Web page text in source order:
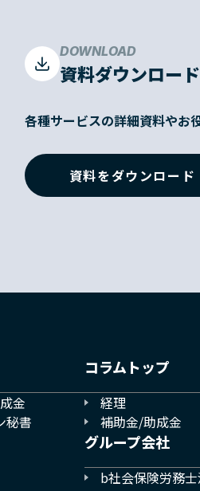
DOWNLOAD
資料ダウンロード
各種サービスの詳細資料やお
資料をダウンロード
金
秘書
コラムトップ
経理
補助金/助成金
グループ会社
b社会保険労務